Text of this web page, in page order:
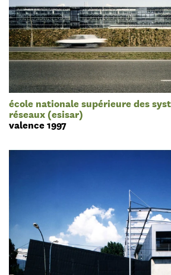
école nationale supérieure des
réseaux (esisar)
valence 1997